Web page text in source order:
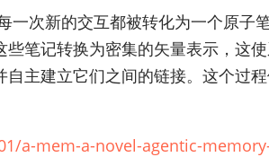
一次新的交互都被转化为一个原
笔记转换为密集的矢量表示，这
主建立它们之间的链接。这个过
a-mem-a-novel-agentic-